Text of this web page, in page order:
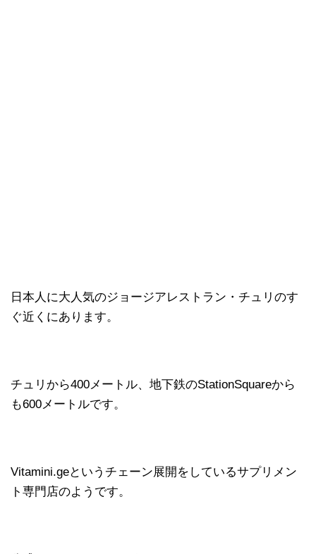
日本人に大人気のジョージアレストラン・チュリのす
ぐ近くにあります。
チュリから400メートル、地下鉄のStationSquareから
も600メートルです。
Vitamini.geというチェーン展開をしているサプリメン
ト専門店のようです。